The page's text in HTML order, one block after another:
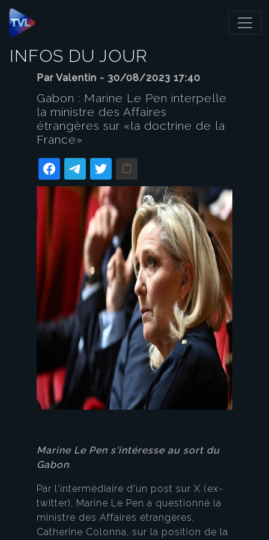
Panneau de gestion des cookies
INFOS DU JOUR
Par Valentin - 30/08/2023 17:40
Gabon : Marine Le Pen interpelle
la ministre des Affaires
étrangères sur «la doctrine de la
France»
Marine Le Pen s'intéresse au sort du
Gabon.
Par l'intermédiaire d'un post sur X (ex-
twitter), Marine Le Pen a questionné la
ministre des Affaires étrangères,
Catherine Colonna, sur la position de la